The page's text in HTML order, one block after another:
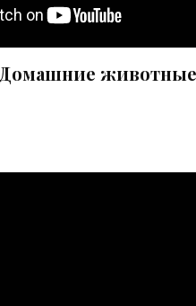
Домашние